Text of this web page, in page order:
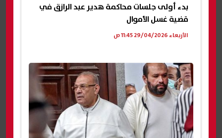
بدء أولى جلسات محاكمة هدير عبد الرازق في
قضية غسل الأموال
الأربعاء 29/04/2026 11:45 ص